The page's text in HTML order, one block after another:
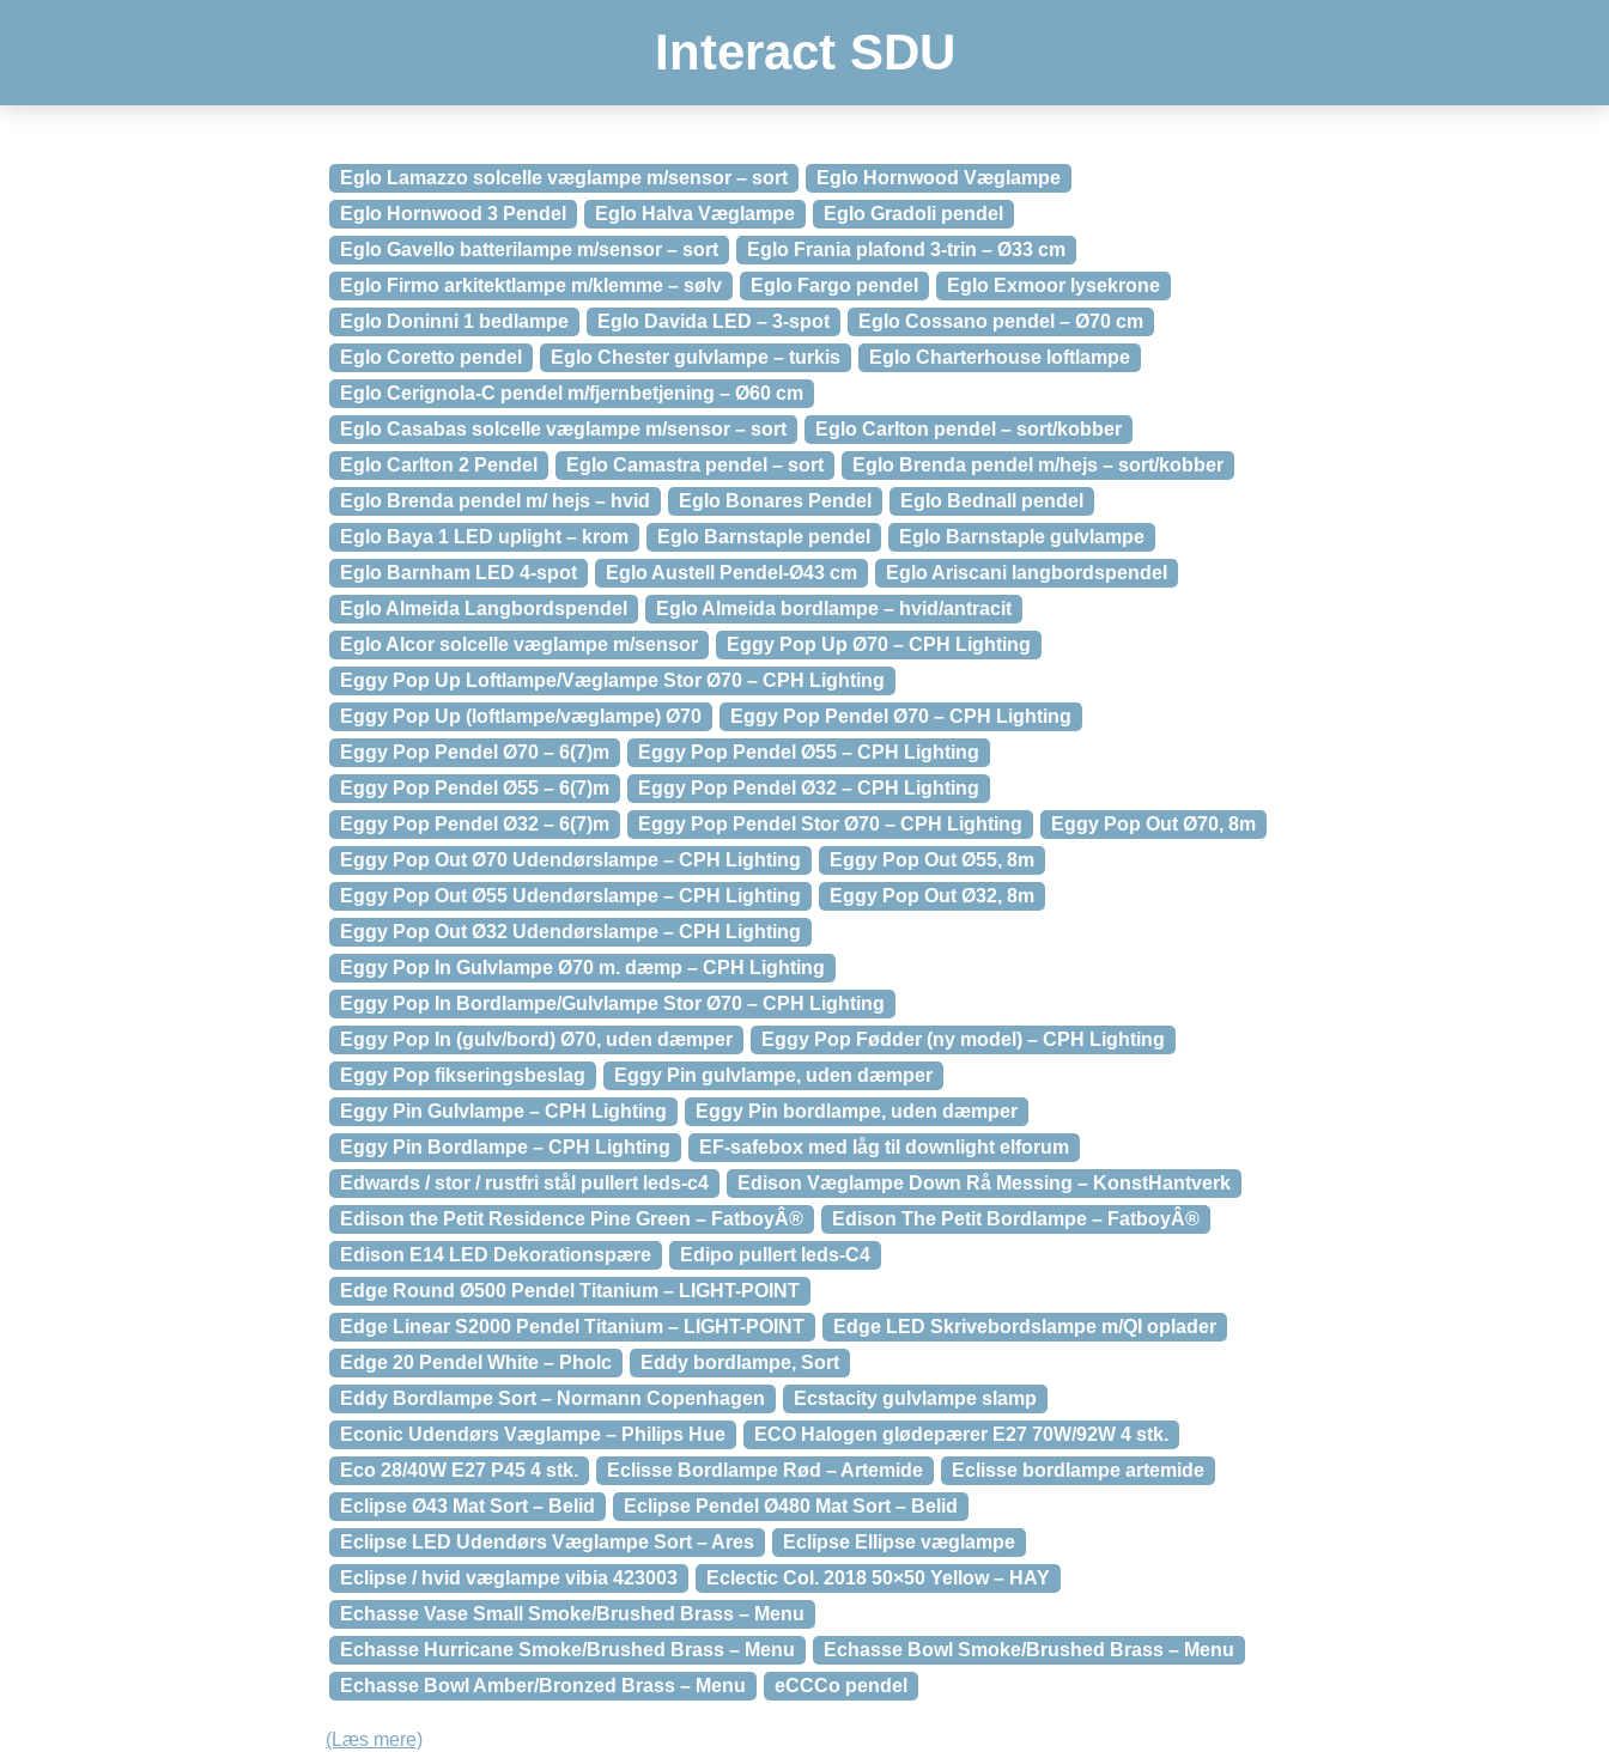
Interact SDU
Eglo Lamazzo solcelle væglampe m/sensor – sort
Eglo Hornwood Væglampe
Eglo Hornwood 3 Pendel
Eglo Halva Væglampe
Eglo Gradoli pendel
Eglo Gavello batterilampe m/sensor – sort
Eglo Frania plafond 3-trin – Ø33 cm
Eglo Firmo arkitektlampe m/klemme – sølv
Eglo Fargo pendel
Eglo Exmoor lysekrone
Eglo Doninni 1 bedlampe
Eglo Davida LED – 3-spot
Eglo Cossano pendel – Ø70 cm
Eglo Coretto pendel
Eglo Chester gulvlampe – turkis
Eglo Charterhouse loftlampe
Eglo Cerignola-C pendel m/fjernbetjening – Ø60 cm
Eglo Casabas solcelle væglampe m/sensor – sort
Eglo Carlton pendel – sort/kobber
Eglo Carlton 2 Pendel
Eglo Camastra pendel – sort
Eglo Brenda pendel m/hejs – sort/kobber
Eglo Brenda pendel m/ hejs – hvid
Eglo Bonares Pendel
Eglo Bednall pendel
Eglo Baya 1 LED uplight – krom
Eglo Barnstaple pendel
Eglo Barnstaple gulvlampe
Eglo Barnham LED 4-spot
Eglo Austell Pendel-Ø43 cm
Eglo Ariscani langbordspendel
Eglo Almeida Langbordspendel
Eglo Almeida bordlampe – hvid/antracit
Eglo Alcor solcelle væglampe m/sensor
Eggy Pop Up Ø70 – CPH Lighting
Eggy Pop Up Loftlampe/Væglampe Stor Ø70 – CPH Lighting
Eggy Pop Up (loftlampe/væglampe) Ø70
Eggy Pop Pendel Ø70 – CPH Lighting
Eggy Pop Pendel Ø70 – 6(7)m
Eggy Pop Pendel Ø55 – CPH Lighting
Eggy Pop Pendel Ø55 – 6(7)m
Eggy Pop Pendel Ø32 – CPH Lighting
Eggy Pop Pendel Ø32 – 6(7)m
Eggy Pop Pendel Stor Ø70 – CPH Lighting
Eggy Pop Out Ø70, 8m
Eggy Pop Out Ø70 Udendørslampe – CPH Lighting
Eggy Pop Out Ø55, 8m
Eggy Pop Out Ø55 Udendørslampe – CPH Lighting
Eggy Pop Out Ø32, 8m
Eggy Pop Out Ø32 Udendørslampe – CPH Lighting
Eggy Pop In Gulvlampe Ø70 m. dæmp – CPH Lighting
Eggy Pop In Bordlampe/Gulvlampe Stor Ø70 – CPH Lighting
Eggy Pop In (gulv/bord) Ø70, uden dæmper
Eggy Pop Fødder (ny model) – CPH Lighting
Eggy Pop fikseringsbeslag
Eggy Pin gulvlampe, uden dæmper
Eggy Pin Gulvlampe – CPH Lighting
Eggy Pin bordlampe, uden dæmper
Eggy Pin Bordlampe – CPH Lighting
EF-safebox med låg til downlight elforum
Edwards / stor / rustfri stål pullert leds-c4
Edison Væglampe Down Rå Messing – KonstHantverk
Edison the Petit Residence Pine Green – FatboyÂ®
Edison The Petit Bordlampe – FatboyÂ®
Edison E14 LED Dekorationspære
Edipo pullert leds-C4
Edge Round Ø500 Pendel Titanium – LIGHT-POINT
Edge Linear S2000 Pendel Titanium – LIGHT-POINT
Edge LED Skrivebordslampe m/QI oplader
Edge 20 Pendel White – Pholc
Eddy bordlampe, Sort
Eddy Bordlampe Sort – Normann Copenhagen
Ecstacity gulvlampe slamp
Econic Udendørs Væglampe – Philips Hue
ECO Halogen glødepærer E27 70W/92W 4 stk.
Eco 28/40W E27 P45 4 stk.
Eclisse Bordlampe Rød – Artemide
Eclisse bordlampe artemide
Eclipse Ø43 Mat Sort – Belid
Eclipse Pendel Ø480 Mat Sort – Belid
Eclipse LED Udendørs Væglampe Sort – Ares
Eclipse Ellipse væglampe
Eclipse / hvid væglampe vibia 423003
Eclectic Col. 2018 50×50 Yellow – HAY
Echasse Vase Small Smoke/Brushed Brass – Menu
Echasse Hurricane Smoke/Brushed Brass – Menu
Echasse Bowl Smoke/Brushed Brass – Menu
Echasse Bowl Amber/Bronzed Brass – Menu
eCCCo pendel
(Læs mere)